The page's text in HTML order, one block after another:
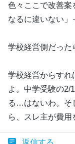
色々ここで改善案
なるに違いない」
学校経営側だった
学校経営からすれ
よ。中学受験の2/
る…はないわ。そ
ら、スレ主が費用
返信する